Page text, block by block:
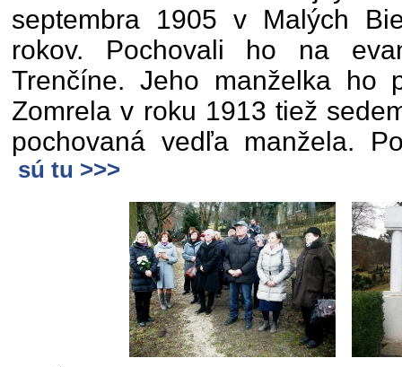
septembra 1905 v Malých
rokov. Pochovali ho na
Trenčíne. Jeho manželka ho
Zomrela v roku 1913 tiež
pochovaná vedľa manžela.
sú tu >>>